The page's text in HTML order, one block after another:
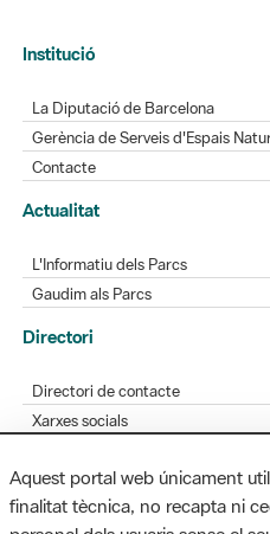
Institució
La Diputació de Barcelona
Gerència de Serveis d'Espais
Contacte
Actualitat
L'Informatiu dels Parcs
Gaudim als Parcs
Directori
Directori de contacte
Xarxes socials
Bústia de suggeriments
Opineu sobre els parcs
Aquest portal web únicament
finalitat tècnica, no recapta ni